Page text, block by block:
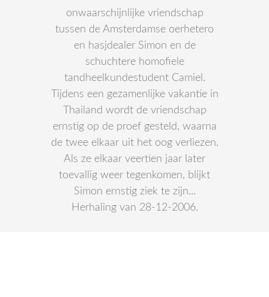
onwaarschijnlijke vriendschap
tussen de Amsterdamse oerhetero
en hasjdealer Simon en de
schuchtere homofiele
tandheelkundestudent Camiel.
Tijdens een gezamenlijke vakantie in
Thailand wordt de vriendschap
ernstig op de proef gesteld, waarna
de twee elkaar uit het oog verliezen.
Als ze elkaar veertien jaar later
toevallig weer tegenkomen, blijkt
Simon ernstig ziek te zijn...
Herhaling van 28-12-2006.